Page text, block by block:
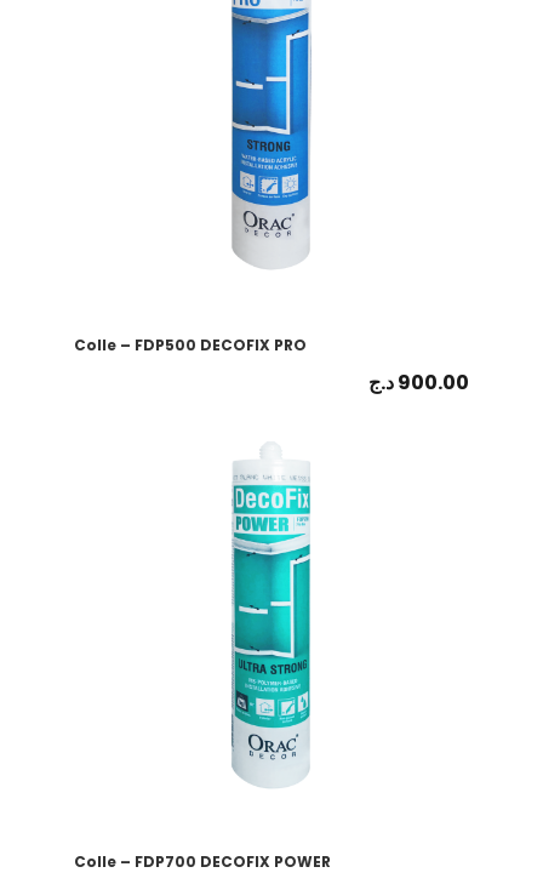
Colle – FDP500 DECOFIX PRO
900.00د.ج
Colle – FDP700 DECOFIX POWER